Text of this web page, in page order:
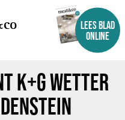
LEES BLAD
ONLINE
K+G WETTER